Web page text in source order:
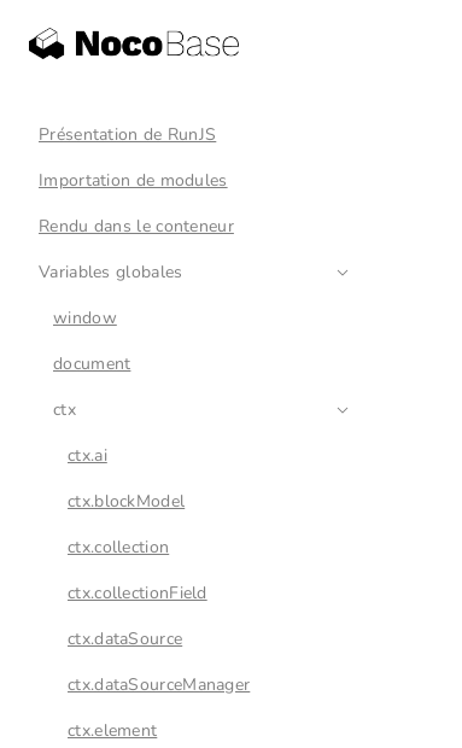
Présentation de RunJS
Importation de modules
Rendu dans le conteneur
Variables globales
window
document
ctx
ctx.ai
ctx.blockModel
ctx.collection
ctx.collectionField
ctx.dataSource
ctx.dataSourceManager
ctx.element